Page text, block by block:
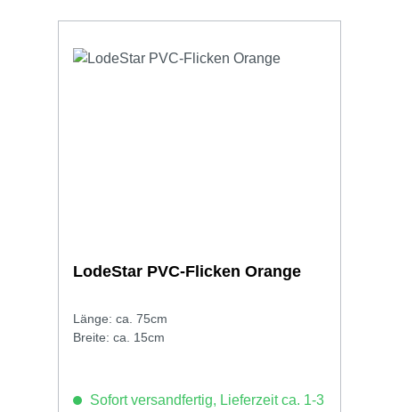
LodeStar PVC-Flicken Orange
Länge: ca. 75cm
Breite: ca. 15cm
Sofort versandfertig, Lieferzeit ca. 1-3